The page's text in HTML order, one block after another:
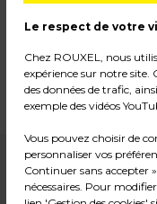
Le respect de votre
Chez ROUXEL, nous
expérience sur notre site.
des données de trafic,
exemple des vidéos
Vous pouvez choisir de
personnaliser vos
Continuer sans accepter
nécessaires. Pour